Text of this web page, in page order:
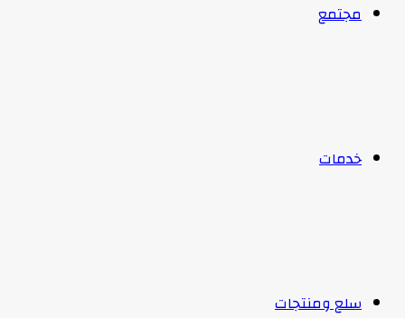
مجتمع
خدمات
سلع ومنتجات